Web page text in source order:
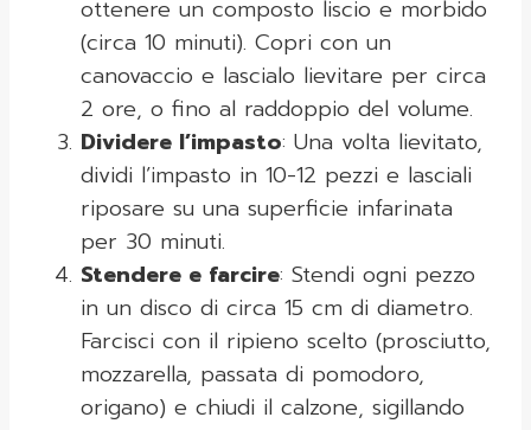
ottenere un composto liscio e morbido
(circa 10 minuti). Copri con un
canovaccio e lascialo lievitare per circa
2 ore, o fino al raddoppio del volume.
Dividere l’impasto: Una volta lievitato,
dividi l’impasto in 10-12 pezzi e lasciali
riposare su una superficie infarinata
per 30 minuti.
Stendere e farcire: Stendi ogni pezzo
in un disco di circa 15 cm di diametro.
Farcisci con il ripieno scelto (prosciutto,
mozzarella, passata di pomodoro,
origano) e chiudi il calzone, sigillando